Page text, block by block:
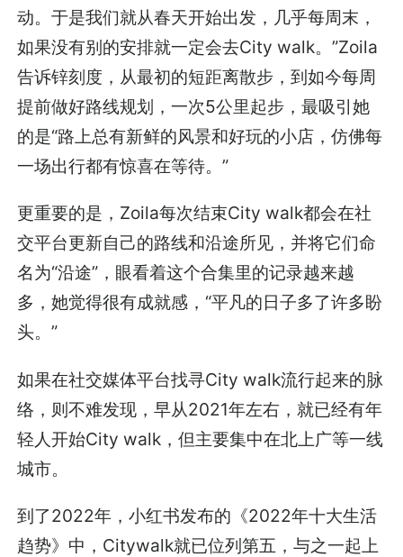
动。于是我们就从春天开始出发，几乎每周末，
如果没有别的安排就一定会去City walk。”Zoila
告诉锌刻度，从最初的短距离散步，到如今每周
提前做好路线规划，一次5公里起步，最吸引她
的是“路上总有新鲜的风景和好玩的小店，仿佛每
一场出行都有惊喜在等待。”
更重要的是，Zoila每次结束City walk都会在社
交平台更新自己的路线和沿途所见，并将它们命
名为“沿途”，眼看着这个合集里的记录越来越
多，她觉得很有成就感，“平凡的日子多了许多盼
头。”
如果在社交媒体平台找寻City walk流行起来的脉
络，则不难发现，早从2021年左右，就已经有年
轻人开始City walk，但主要集中在北上广等一线
城市。
到了2022年，小红书发布的《2022年十大生活
趋势》中，Citywalk就已位列第五，与之一起上